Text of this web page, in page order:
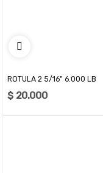
ROTULA 2 5/16" 6.000 LB
$ 20.000